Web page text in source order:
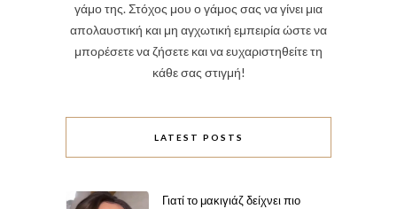
γάμο της. Στόχος μου ο γάμος σας να γίνει μια
απολαυστική και μη αγχωτική εμπειρία ώστε να
μπορέσετε να ζήσετε και να ευχαριστηθείτε τη
κάθε σας στιγμή!
LATEST POSTS
Γιατί το μακιγιάζ δείχνει πιο